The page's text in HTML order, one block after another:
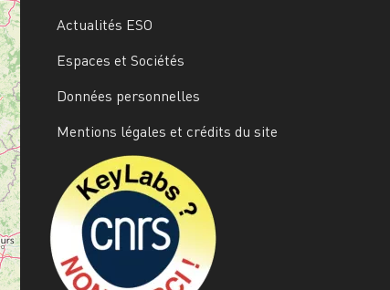
Actualités ESO
Espaces et Sociétés
Données personnelles
Mentions légales et crédits du site